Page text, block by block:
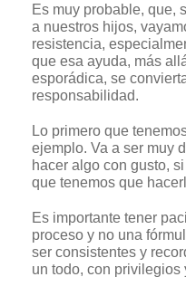
Es muy probable, que,
a nuestros hijos,
resistencia,
que esa ayuda, más
esporádica, se
responsabilidad.
Lo primero que
ejemplo. Va a ser muy
hacer algo con gusto,
que tenemos que
Es importante tener
proceso y no una
ser consistentes y
un todo, con